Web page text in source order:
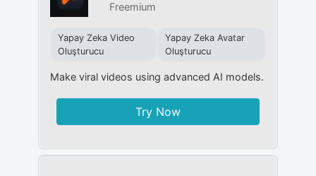
Freemium
Yapay Zeka Video
Oluşturucu
Yapay Zeka Avatar
Oluşturucu
Make viral videos using advanced AI models.
Try Now